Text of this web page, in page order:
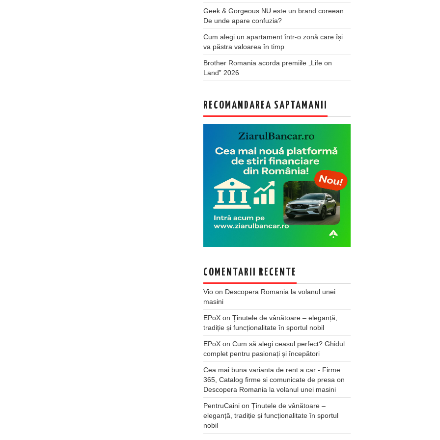
Geek & Gorgeous NU este un brand coreean.
De unde apare confuzia?
Cum alegi un apartament într-o zonă care își
va păstra valoarea în timp
Brother Romania acorda premiile „Life on
Land” 2026
RECOMANDAREA SAPTAMANII
COMENTARII RECENTE
Vio on Descopera Romania la volanul unei
masini
EPoX on Ținutele de vânătoare – eleganță,
tradiție și funcționalitate în sportul nobil
EPoX on Cum să alegi ceasul perfect? Ghidul
complet pentru pasionați și începători
Cea mai buna varianta de rent a car - Firme
365, Catalog firme si comunicate de presa on
Descopera Romania la volanul unei masini
PentruCaini on Ținutele de vânătoare –
eleganță, tradiție și funcționalitate în sportul
nobil